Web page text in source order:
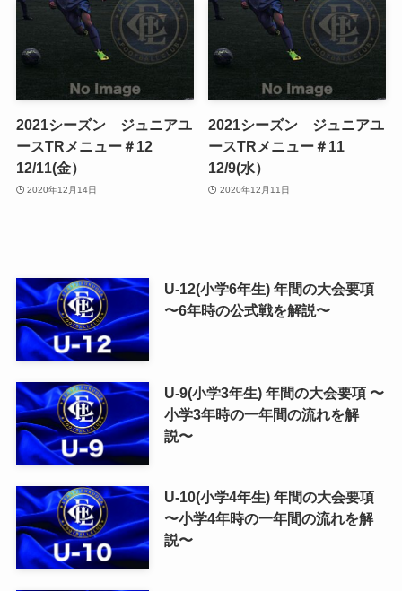
2021シーズン ジュニアユ
ースTRメニュー＃12
12/11(金）
2020年12月14日
2021シーズン ジュニアユ
ースTRメニュー＃11
12/9(水）
2020年12月11日
U-12(小学6年生) 年間の大会要項
〜6年時の公式戦を解説〜
U-9(小学3年生) 年間の大会要項 〜
小学3年時の一年間の流れを解
説〜
U-10(小学4年生) 年間の大会要項
〜小学4年時の一年間の流れを解
説〜